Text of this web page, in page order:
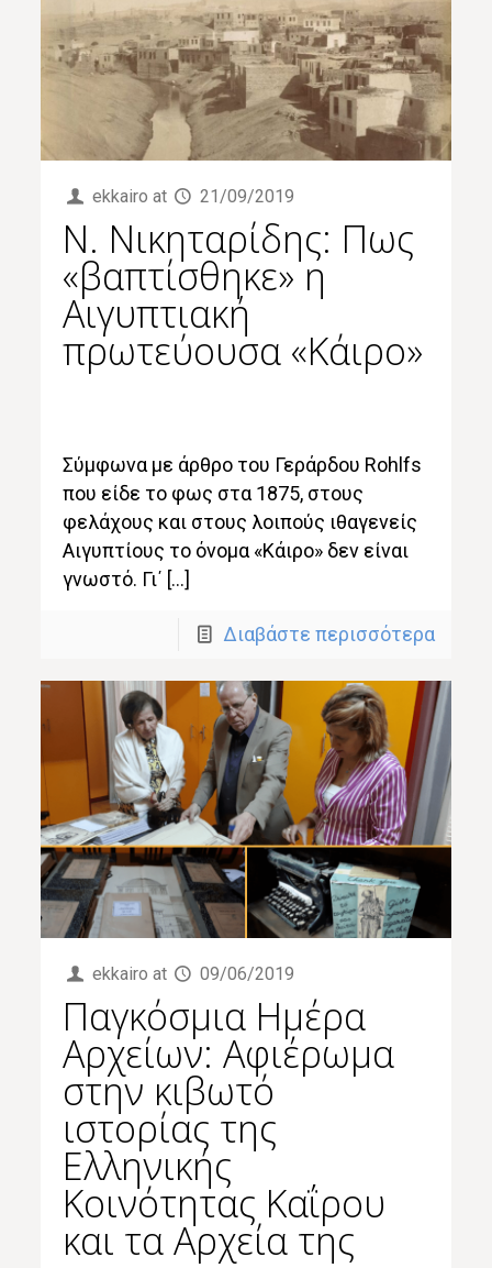
ekkairo at 21/09/2019
Ν. Νικηταρίδης: Πως
«βαπτίσθηκε» η
Αιγυπτιακή
πρωτεύουσα «Κάιρο»
Σύμφωνα με άρθρο του Γεράρδου Rohlfs
που είδε το φως στα 1875, στους
φελάχους και στους λοιπούς ιθαγενείς
Αιγυπτίους το όνομα «Κάιρο» δεν είναι
γνωστό. Γι΄ […]
Διαβάστε περισσότερα
ekkairo at 09/06/2019
Παγκόσμια Ημέρα
Αρχείων: Αφιέρωμα
στην κιβωτό
ιστορίας της
Ελληνικής
Κοινότητας Καΐρου
και τα Αρχεία της